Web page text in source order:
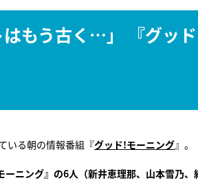
もう古く…」 『グッ
いる朝の情報番組『グッド!モーニング』。
ーニング』の6人（新井恵理那、山本雪乃